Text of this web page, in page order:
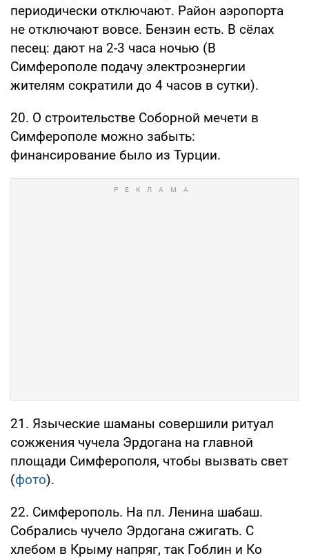
периодически отключают. Район аэропорта
не отключают вовсе. Бензин есть. В сёлах
песец: дают на 2-3 часа ночью (В
Симферополе подачу электроэнергии
жителям сократили до 4 часов в сутки).
20. О строительстве Соборной мечети в
Симферополе можно забыть:
финансирование было из Турции.
21. Языческие шаманы совершили ритуал
сожжения чучела Эрдогана на главной
площади Симферополя, чтобы вызвать свет
(фото).
22. Симферополь. На пл. Ленина шабаш.
Собрались чучело Эрдогана сжигать. С
хлебом в Крыму напряг, так Гоблин и Ко